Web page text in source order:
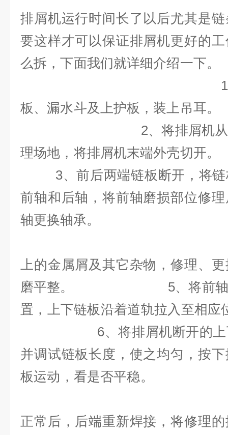
排屑机运行时间长了以后尤其是
要这样才可以保证排屑机更好的
么拆，下面我们就
1、拆掉排屑
板、漏水斗及上护
2、将排屑机从安装位
理场地，将排屑机
3、前后两端链板断开，将链
前轴和后轴，将前轴磨损部位修
轴更换
上的金属屑及其它杂物，修理、
磨平整。 5、将前轴和后
置，上下链板沿着道轨
6、将排屑机断开的上下
并调试链板长度，使之均匀，按
板运动，看
正常后，后端重新焊接，将修理